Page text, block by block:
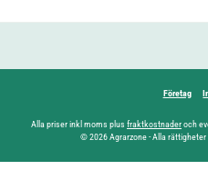
Företag
Alla priser inkl moms plus fraktkostnaderoch
© 2026 Agrarzone - Alla